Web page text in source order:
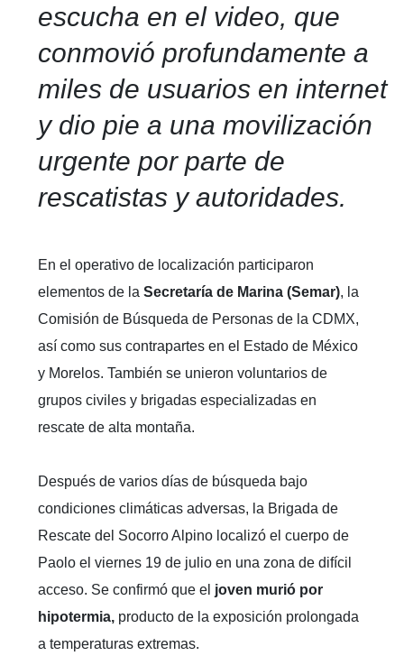
escucha en el video, que
conmovió profundamente a
miles de usuarios en internet
y dio pie a una movilización
urgente por parte de
rescatistas y autoridades.
En el operativo de localización participaron
elementos de la Secretaría de Marina (Semar), la
Comisión de Búsqueda de Personas de la CDMX,
así como sus contrapartes en el Estado de México
y Morelos. También se unieron voluntarios de
grupos civiles y brigadas especializadas en
rescate de alta montaña.
Después de varios días de búsqueda bajo
condiciones climáticas adversas, la Brigada de
Rescate del Socorro Alpino localizó el cuerpo de
Paolo el viernes 19 de julio en una zona de difícil
acceso. Se confirmó que el joven murió por
hipotermia, producto de la exposición prolongada
a temperaturas extremas.